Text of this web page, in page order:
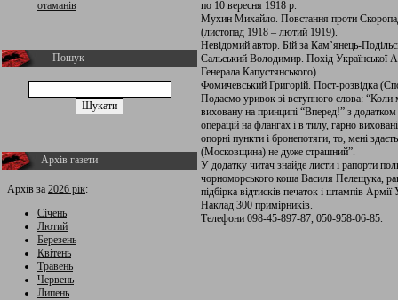
отаманів
Пошук
Архів газети
Архів за 2026 рік:
Січень
Лютий
Березень
Квітень
Травень
Червень
Липень
по 10 вересня 1918 р.
Мухин Михайло. Повстання проти
(листопад 1918 – лютий 1919).
Невідомий автор. Бій за Кам’янець-
Сальський Володимир. Похід Української
Генерала Капустянського).
Фомичевський Григорій. Пост-розвідка
Подаємо уривок зі вступного слова:
виховану на принципі “Вперед!” з
операцій на флангах і в тилу, гарно
опорні пункти і бронепотяги, то, мені
(Московщина) не дуже страшний”.
У додатку читач знайде листи і рапорти
чорноморського коша Василя Пелещука,
підбірка відтисків печаток і штампів
Наклад 300 примірників.
Телефони 098-45-897-87, 050-958-06-85.